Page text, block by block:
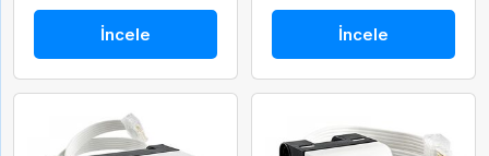
İncele İncele